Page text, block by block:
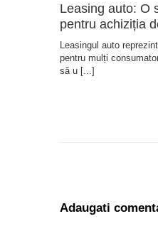
Leasing auto: O
pentru achiziția
Leasingul auto
pentru mulți
să u [...]
Adaugati